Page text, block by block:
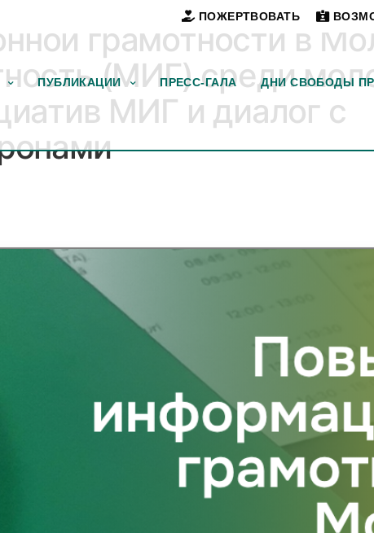
ПОЖЕРТВОВАТЬ
ПУБЛИКАЦИИ ПРЕСС-ГАЛА ДНИ СВОБОДЫ
грамотности в
(МИГ) среди
МИГ и диалог с